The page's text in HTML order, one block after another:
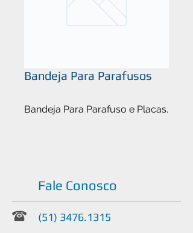
Bandeja Para Parafusos
Bandeja Para Parafuso e Placas.
Fale Conosco
(51) 3476.1315